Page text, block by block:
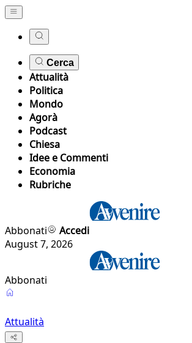
Cerca
Attualità
Politica
Mondo
Agorà
Podcast
Chiesa
Idee e Commenti
Economia
Rubriche
Abbonati
Accedi
August 7, 2026
Abbonati
Attualità